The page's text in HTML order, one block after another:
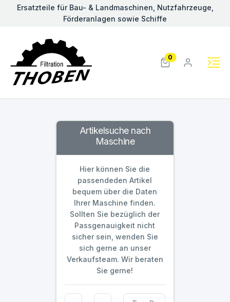
Ersatzteile für Bau- & Landmaschinen, Nutzfahrzeuge,
Förderanlagen sowie Schiffe
0
Artikelsuche nach
Maschine
Hier können Sie die
passendeden Artikel
bequem über die Daten
Ihrer Maschine finden.
Sollten Sie bezüglich der
Passgenauigkeit nicht
sicher sein, wenden Sie
sich gerne an unser
Verkaufsteam. Wir beraten
Sie gerne!